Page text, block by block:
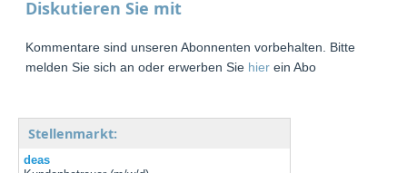
Diskutieren Sie mit
Kommentare sind unseren Abonnenten vorbehalten. Bitte
melden Sie sich an oder erwerben Sie hier ein Abo
Stellenmarkt:
deas